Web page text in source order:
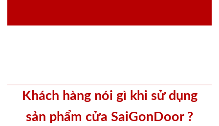
Khách hàng nói gì khi sử dụng
sản phẩm cửa SaiGonDoor ?